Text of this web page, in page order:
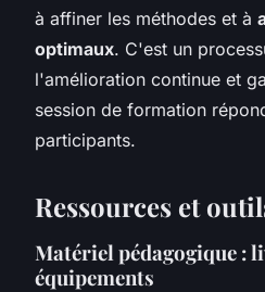
à affiner les méthodes et à
optimaux. C'est un
l'amélioration continue et
session de formation
participants.
Ressources et
Matériel pédagogique :
équipements